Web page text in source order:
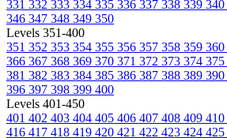
331 332 333 334 335 336 337 338 339 340
346 347 348 349 350
Levels 351-400
351 352 353 354 355 356 357 358 359 360
366 367 368 369 370 371 372 373 374 375
381 382 383 384 385 386 387 388 389 390
396 397 398 399 400
Levels 401-450
401 402 403 404 405 406 407 408 409 410
416 417 418 419 420 421 422 423 424 425